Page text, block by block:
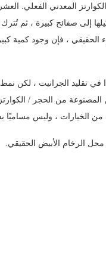
المعدني الفعلي.
إلى صفائح كبيرة ، ثم
الحقيقي ، فإن وجود كمية
تقليد الجرانيت ، لكن
من الحجر /
من الخيارات ، وليس
الرخام الأبيض الحقيقي.